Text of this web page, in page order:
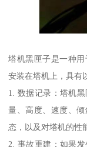
塔机黑匣子是一种
安装在塔机上，具有
1. 数据记录：塔机
量、高度、速度、
态，以及对塔机的性
2. 事故重建：如果